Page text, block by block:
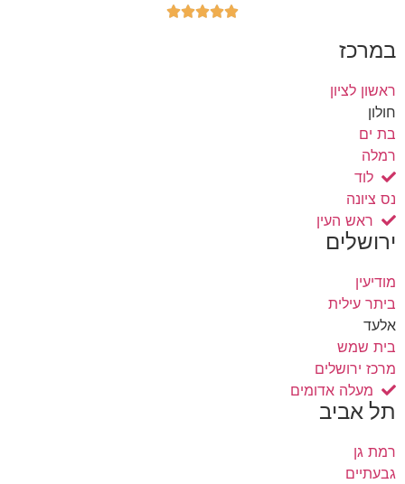





במרכז
ראשון לציון
חולון
בת ים
רמלה
לוד
נס ציונה
ראש העין
ירושלים
מודיעין
ביתר עילית
אלעד
בית שמש
מרכז ירושלים
מעלה אדומים
תל אביב
רמת גן
גבעתיים